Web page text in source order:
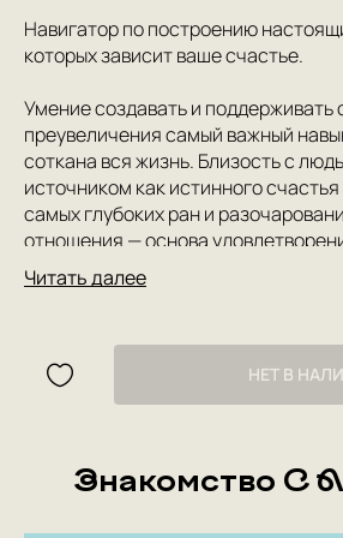
Навигатор по построению
которых зависит ваше счастье.
Умение создавать и поддерживать
преувеличения самый важный
соткана вся жизнь. Близость с
источником как истинного
самых глубоких ран и
отношения — основа
долголетия (научно доказано
исследованием).
Что же мы делаем, чтобы
отношения? Как учим этому своих
программе такого предмета нет.
это исправить!
В книге “Отношения. Визуальный
Читать далее
НЕТ В
Знакомство С